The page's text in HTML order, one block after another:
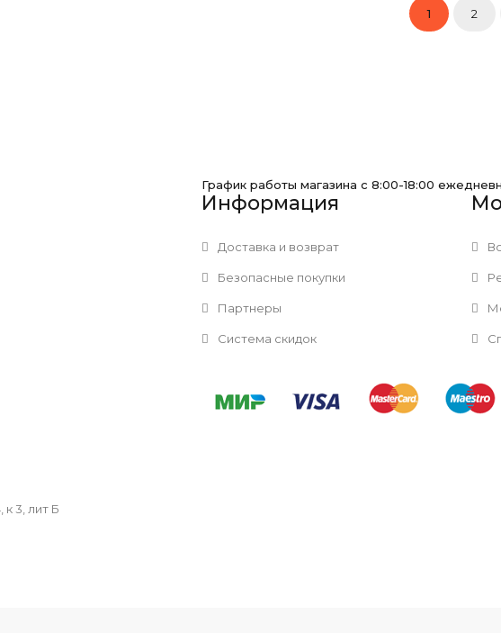
1 2
3, лит Б
График работы магазина с 8:00-18:00
Информация
Доставка и возврат
Безопасные покупки
Партнеры
Система скидок